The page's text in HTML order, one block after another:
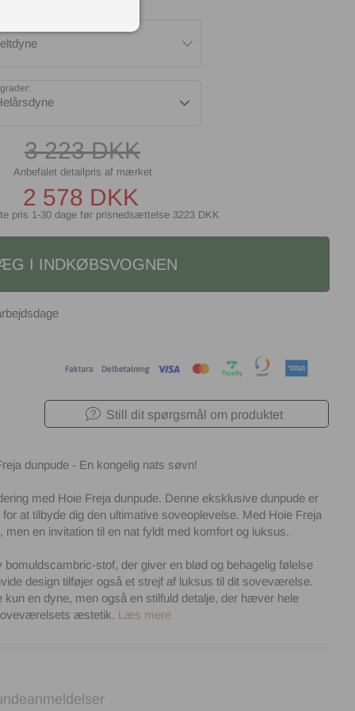
3 223DKK
2 578 DKK
pris 1-30 dage før prisnedsættelse 3223 DKK
I INDKØBSVOGNEN
Still dit spørgsmål om produktet
dunpude - En kongelig nats søvn!
med Hoie Freja dunpude. Denne eksklusive dunpude er
at tilbyde dig den ultimative soveoplevelse. Med Hoie Freja
men en invitation til en nat fyldt med komfort og luksus.
stof, der giver en blød og behagelig følelse
design tilføjer også et strejf af luksus til dit soveværelse.
kun en dyne, men også en stilfuld detalje, der hæver hele
æstetik. Læs mere